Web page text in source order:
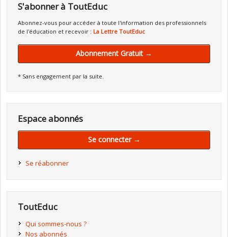
S'abonner à ToutEduc
Abonnez-vous pour accéder à toute l'information des professionnels
de l'éducation et recevoir : La Lettre ToutEduc
Abonnement Gratuit →
* Sans engagement par la suite.
Espace abonnés
Se connecter →
Se réabonner
ToutEduc
Qui sommes-nous ?
Nos abonnés